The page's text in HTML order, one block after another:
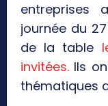
entreprises
journée du
de la table
invitées. Ils
thématiques